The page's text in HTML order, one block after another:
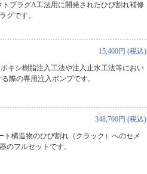
プラグA工法用に開発されたひび割れ補修
グです。
15,400円 (税込)
キシ樹脂注入工法や注入止水工法等におい
際の専用注入ポンプです。
348,700円 (税込)
ト構造物のひび割れ（クラック）へのセメ
のフルセットです。